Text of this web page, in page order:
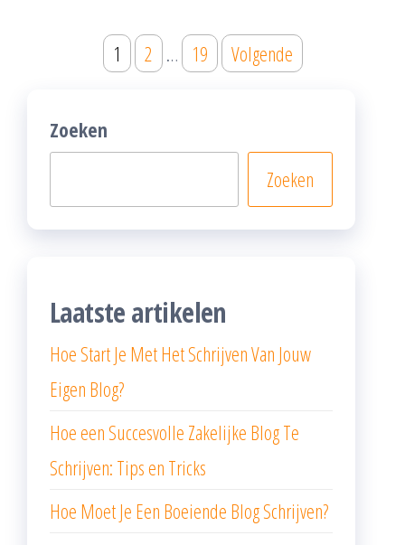
pagination
1 2 … 19 Volgende
Zoeken
Zoeken
Laatste artikelen
Hoe Start Je Met Het Schrijven Van Jouw
Eigen Blog?
Hoe een Succesvolle Zakelijke Blog Te
Schrijven: Tips en Tricks
Hoe Moet Je Een Boeiende Blog Schrijven?